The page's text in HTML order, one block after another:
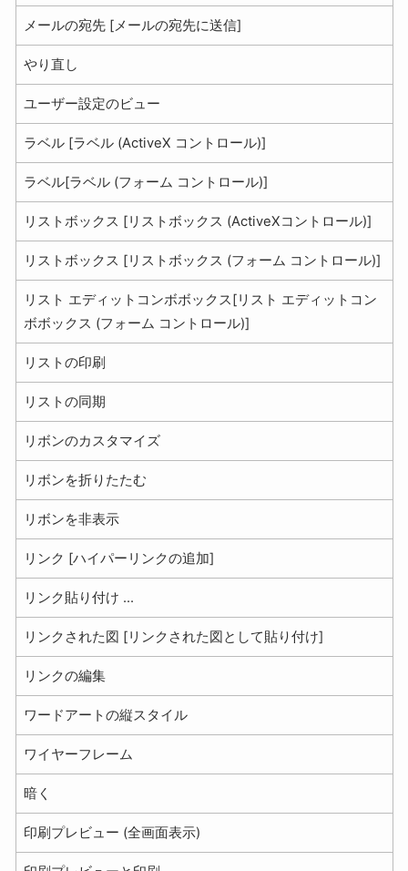
メールの宛先 [メールの宛先に送信]
やり直し
ユーザー設定のビュー
ラベル [ラベル (ActiveX コントロール)]
ラベル[ラベル (フォーム コントロール)]
リストボックス [リストボックス (ActiveXコントロール)]
リストボックス [リストボックス (フォーム コントロール)]
リスト エディットコンボボックス[リスト エディットコン
ボボックス (フォーム コントロール)]
リストの印刷
リストの同期
リボンのカスタマイズ
リボンを折りたたむ
リボンを非表示
リンク [ハイパーリンクの追加]
リンク貼り付け ...
リンクされた図 [リンクされた図として貼り付け]
リンクの編集
ワードアートの縦スタイル
ワイヤーフレーム
暗く
印刷プレビュー (全画面表示)